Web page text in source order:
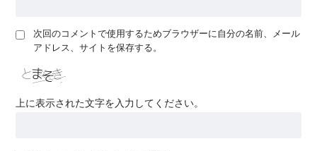
次回のコメントで使用するためブラウザーに自分の名前、メール
アドレス、サイトを保存する。
上に表示された文字を入力してください。